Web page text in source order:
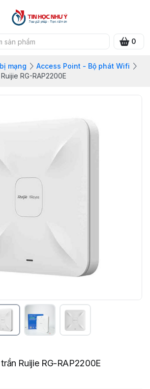
0
mạng
Access Point - Bộ phát Wifi
RG-RAP2200E
Ruijie RG-RAP2200E